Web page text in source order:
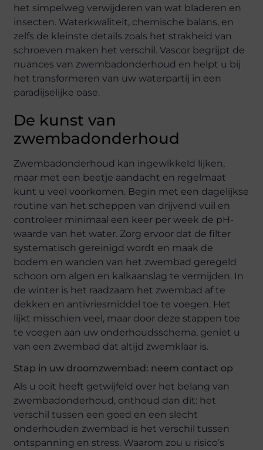
het simpelweg verwijderen van wat bladeren en
insecten. Waterkwaliteit, chemische balans, en
zelfs de kleinste details zoals het strakheid van
schroeven maken het verschil. Vascor begrijpt de
nuances van zwembadonderhoud en helpt u bij
het transformeren van uw waterpartij in een
paradijselijke oase.
De kunst van
zwembadonderhoud
Zwembadonderhoud kan ingewikkeld lijken,
maar met een beetje aandacht en regelmaat
kunt u veel voorkomen. Begin met een dagelijkse
routine van het scheppen van drijvend vuil en
controleer minimaal een keer per week de pH-
waarde van het water. Zorg ervoor dat de filter
systematisch gereinigd wordt en maak de
bodem en wanden van het zwembad geregeld
schoon om algen en kalkaanslag te vermijden. In
de winter is het raadzaam het zwembad af te
dekken en antivriesmiddel toe te voegen. Het
lijkt misschien veel, maar door deze stappen toe
te voegen aan uw onderhoudsschema, geniet u
van een zwembad dat altijd zwemklaar is.
Stap in uw droomzwembad: neem contact op
Als u ooit heeft getwijfeld over het belang van
zwembadonderhoud, onthoud dan dit: het
verschil tussen een goed en een slecht
onderhouden zwembad is het verschil tussen
ontspanning en stress. Waarom zou u risico’s